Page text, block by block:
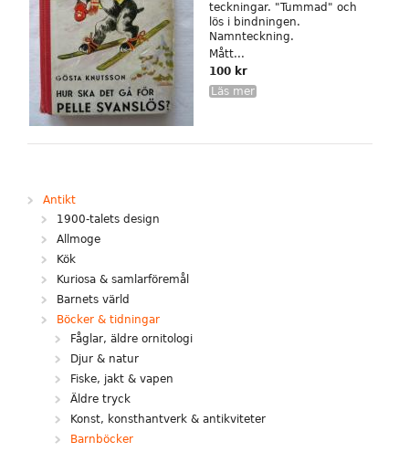
teckningar. "Tummad" och
lös i bindningen.
Namnteckning.
Mått...
100 kr
Läs mer
Antikt
1900-talets design
Allmoge
Kök
Kuriosa & samlarföremål
Barnets värld
Böcker & tidningar
Fåglar, äldre ornitologi
Djur & natur
Fiske, jakt & vapen
Äldre tryck
Konst, konsthantverk & antikviteter
Barnböcker